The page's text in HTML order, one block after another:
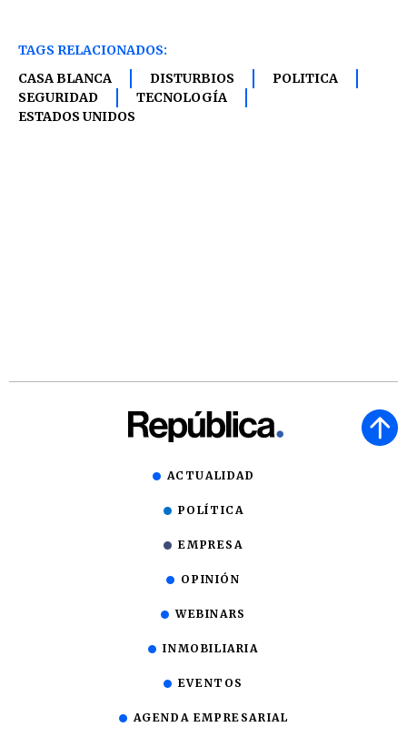
TAGS RELACIONADOS:
CASA BLANCA
DISTURBIOS
POLITICA
SEGURIDAD
TECNOLOGÍA
ESTADOS UNIDOS
ACTUALIDAD
POLÍTICA
EMPRESA
OPINIÓN
WEBINARS
INMOBILIARIA
EVENTOS
AGENDA EMPRESARIAL